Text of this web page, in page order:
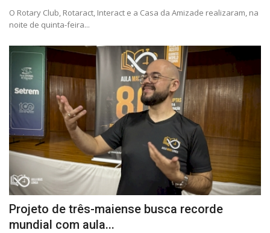
O Rotary Club, Rotaract, Interact e a Casa da Amizade realizaram, na
noite de quinta-feira...
Projeto de três-maiense busca recorde
mundial com aula...